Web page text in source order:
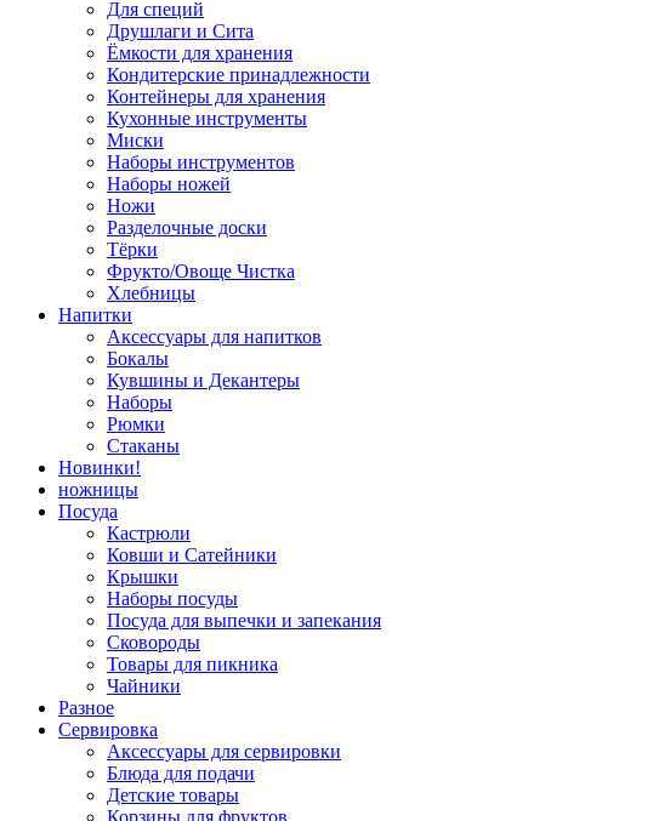
Для специй
Друшлаги и Сита
Ёмкости для хранения
Кондитерские принадлежности
Контейнеры для хранения
Кухонные инструменты
Миски
Наборы инструментов
Наборы ножей
Ножи
Разделочные доски
Тёрки
Фрукто/Овоще Чистка
Хлебницы
Напитки
Аксессуары для напитков
Бокалы
Кувшины и Декантеры
Наборы
Рюмки
Стаканы
Новинки!
ножницы
Посуда
Кастрюли
Ковши и Сатейники
Крышки
Наборы посуды
Посуда для выпечки и запекания
Сковороды
Товары для пикника
Чайники
Разное
Сервировка
Аксессуары для сервировки
Блюда для подачи
Детские товары
Корзины для фруктов